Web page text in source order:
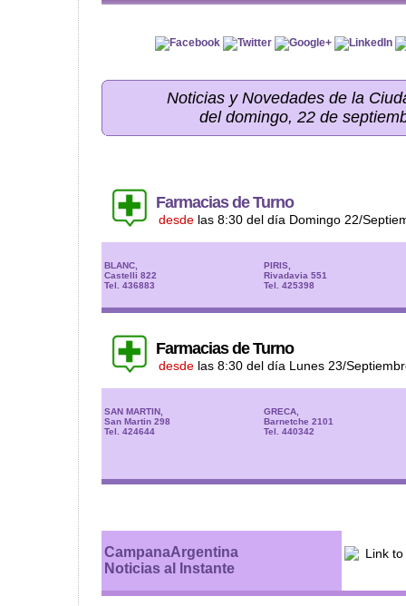
Noticias y Novedades de la
del domingo, 22 de
Farmacias de Turno
desde las 8:30 del día Domingo 22/
BLANC,
Castelli 822
Tel. 436883
PIRIS,
Rivadavia 551
Tel. 425398
Farmacias de Turno
desde las 8:30 del día Lunes 23/
SAN MARTIN,
San Martin 298
Tel. 424644
GRECA,
Barnetche 2101
Tel. 440342
CampanaArgentina
Noticias al Instante